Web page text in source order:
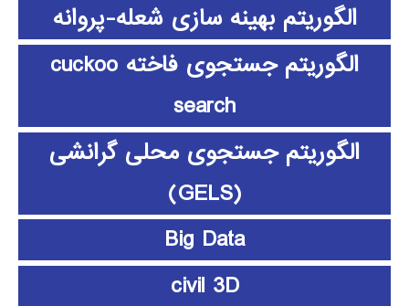
الگوریتم بهینه سازی شعله-پروانه
الگوریتم جستجوی فاخته cuckoo
search
الگوریتم جستجوی محلی گرانشی
(GELS)
Big Data
civil 3D